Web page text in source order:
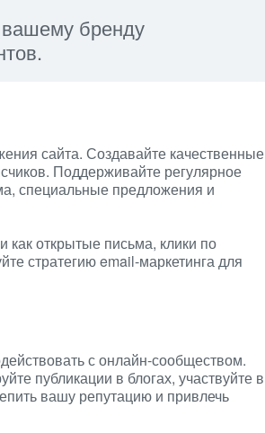
вашему бренду
сайта. Создавайте качественные
Поддерживайте регулярное
специальные предложения и
как открытые письма, клики по
стратегию email-маркетинга для
с онлайн-сообществом.
публикации в блогах, участвуйте в
вашу репутацию и привлечь